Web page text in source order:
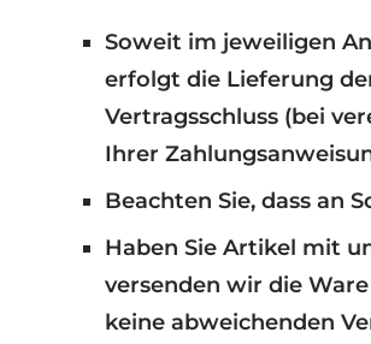
Soweit im jeweiligen
erfolgt die Lieferung
Vertragsschluss (bei
Ihrer
Beachten Sie, dass an
Haben Sie Artikel mit
versenden wir die
keine abweichenden